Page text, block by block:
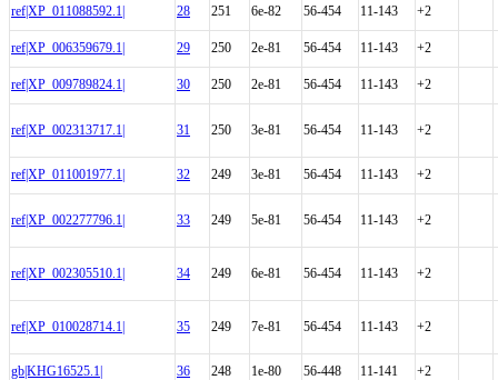
ref|XP_011088592.1|
28 251 6e-82 56-454 11-143 +2
ref|XP_006359679.1| 29 250 2e-81 56-454 11-143 +2
ref|XP_009789824.1| 30 250 2e-81 56-454 11-143 +2
ref|XP_002313717.1| 31 250 3e-81 56-454 11-143 +2
ref|XP_011001977.1| 32 249 3e-81 56-454 11-143 +2
ref|XP_002277796.1| 33 249 5e-81 56-454 11-143 +2
ref|XP_002305510.1| 34 249 6e-81 56-454 11-143 +2
ref|XP_010028714.1| 35 249 7e-81 56-454 11-143 +2
gb|KHG16525.1| 36 248 1e-80 56-448 11-141 +2